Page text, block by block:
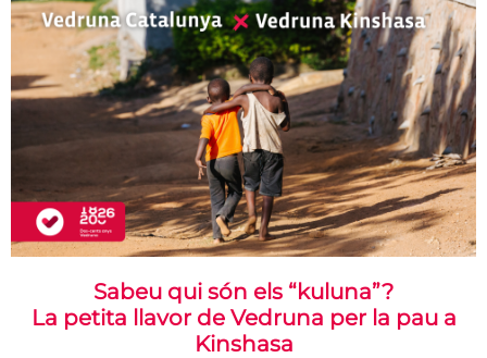
Sabeu qui són els “kuluna”?
La petita llavor de Vedruna per la pau a
Kinshasa